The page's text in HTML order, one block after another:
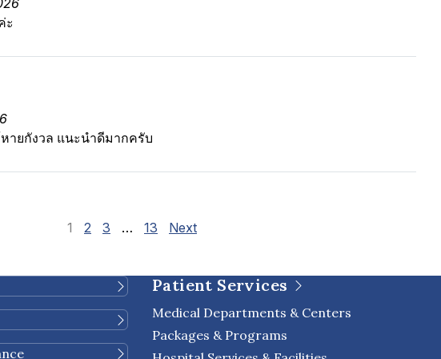
ะ
ายกังวล แนะนำดีมากครับ
Site Reviews navigation
Page
1 Page
2 Page
3 … Page
13 Next
Patient Services
Medical Departments & Centers
Packages & Programs